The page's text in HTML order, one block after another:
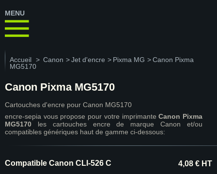
MENU
Accueil > Canon >Jet d'encre > Pixma MG >Canon Pixma
MG5170
Canon Pixma MG5170
Cartouches d'encre pour Canon MG5170
encre-sepia vous propose pour votre imprimanteCanon Pixma
MG5170 les cartouches encre de marque Canon et/ou
compatibles génériques haut de gamme ci-dessous:
Compatible Canon CLI-526 C 4,08 € HT